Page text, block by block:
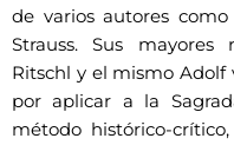
de varios autores
Strauss. Sus mayores
Ritschl y el mismo Adolf
por aplicar a la
método histórico-